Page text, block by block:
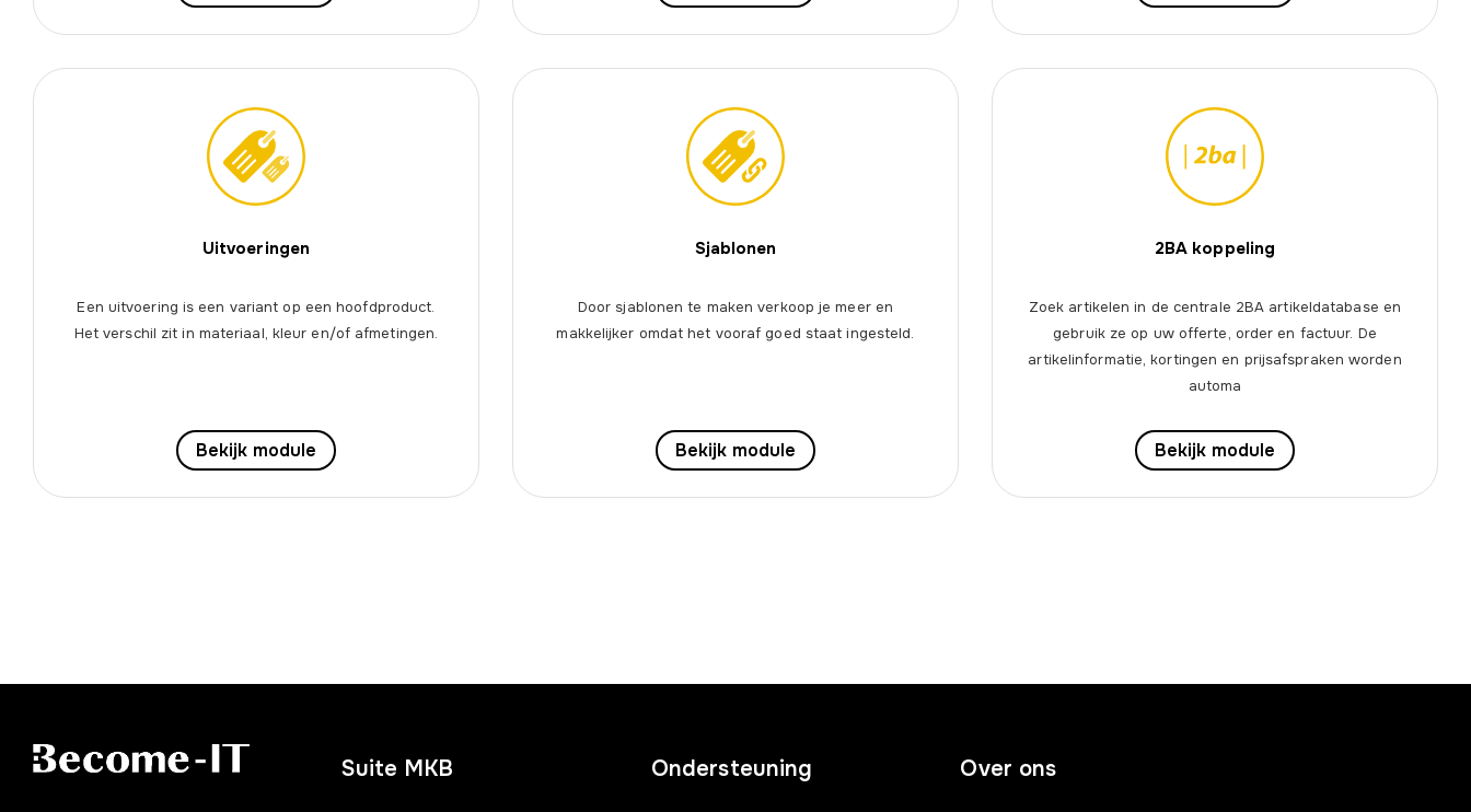
Uitvoeringen
Een uitvoering is een variant op een hoofdproduct.
Het verschil zit in materiaal, kleur en/of afmetingen.
Bekijk module
Sjablonen
Door sjablonen te maken verkoop je meer en
makkelijker omdat het vooraf goed staat ingesteld.
Bekijk module
2BA koppeling
Zoek artikelen in de centrale 2BA artikeldatabase en
gebruik ze op uw offerte, order en factuur. De
artikelinformatie, kortingen en prijsafspraken worden
automa
Bekijk module
Suite MKB Ondersteuning Over ons